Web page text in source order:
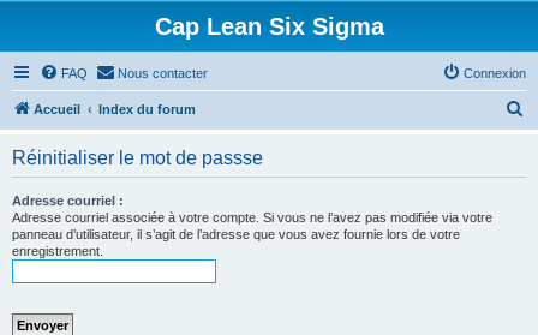
Cap Lean Six Sigma
FAQ Nous contacter Connexion
Accueil Index du forum
Réinitialiser le mot de passse
Adresse courriel :
Adresse courriel associée à votre compte. Si vous ne l’avez pas modifiée via votre
panneau d’utilisateur, il s’agit de l’adresse que vous avez fournie lors de votre
enregistrement.